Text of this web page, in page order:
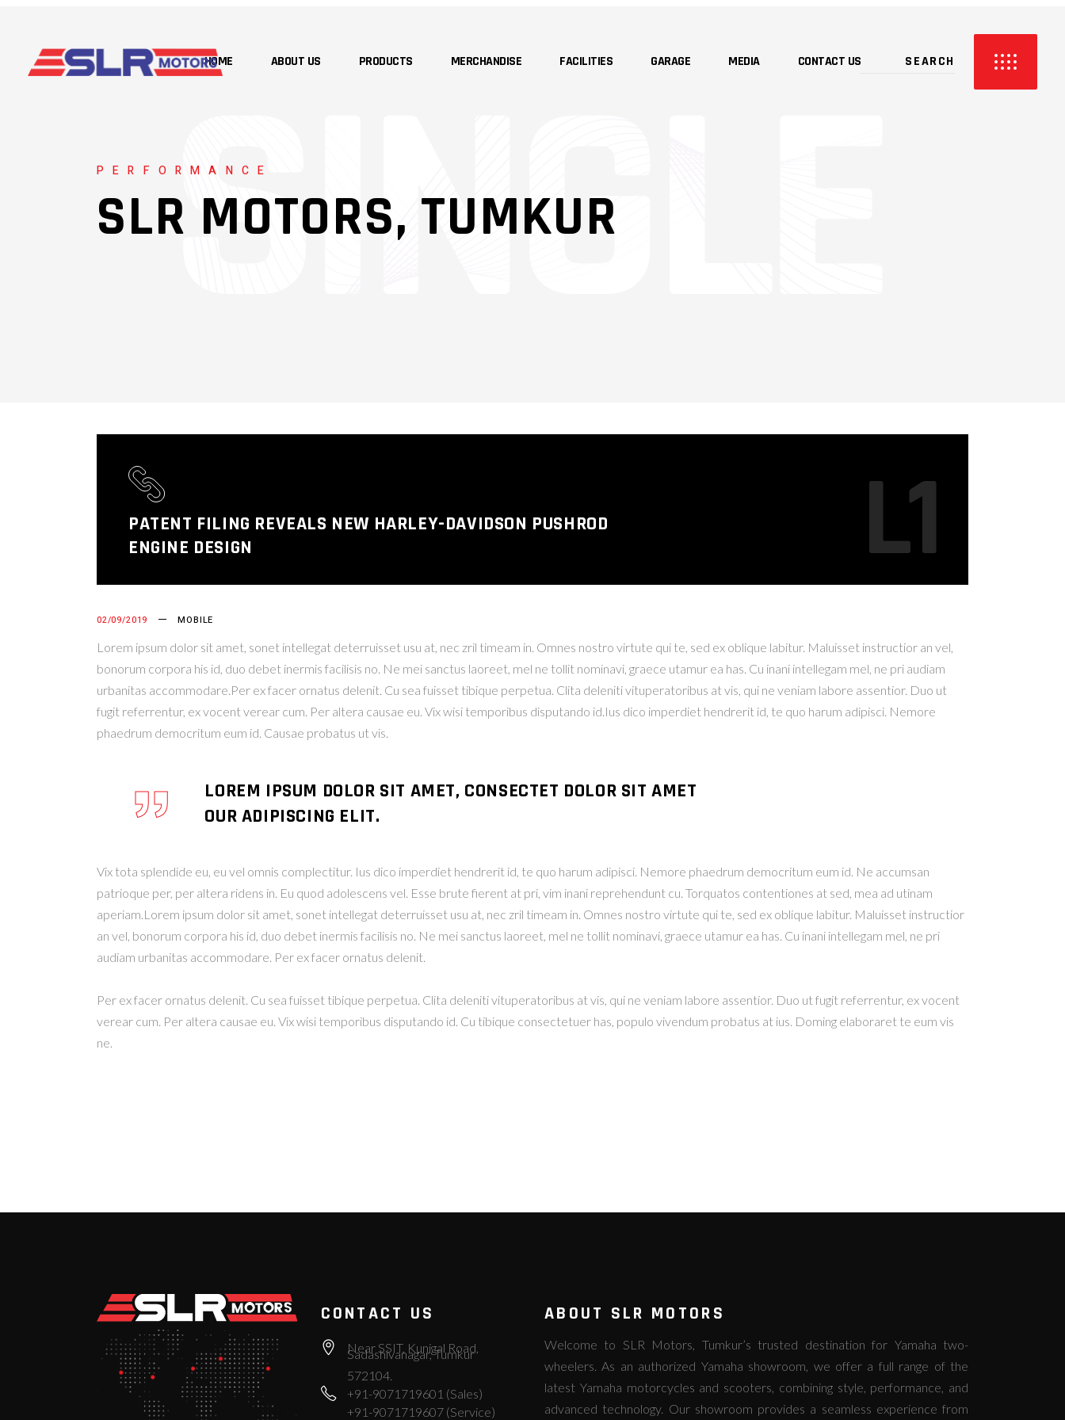
HOME ABOUT US PRODUCTS MERCHANDISE FACILITIES GARAGE MEDIA CONTACT US
PERFORMANCE
SLR MOTORS, TUMKUR
PATENT FILING REVEALS NEW HARLEY-DAVIDSON PUSHROD
ENGINE DESIGN
L1
02/09/2019 MOBILE
Lorem ipsum dolor sit amet, sonet intellegat deterruisset usu at, nec zril timeam in. Omnes nostro virtute qui te, sed ex oblique labitur. Maluisset instructior an vel,
bonorum corpora his id, duo debet inermis facilisis no. Ne mei sanctus laoreet, mel ne tollit nominavi, graece utamur ea has. Cu inani intellegam mel, ne pri audiam
urbanitas accommodare.Per ex facer ornatus delenit. Cu sea fuisset tibique perpetua. Clita deleniti vituperatoribus at vis, qui ne veniam labore assentior. Duo ut
fugit referrentur, ex vocent verear cum. Per altera causae eu. Vix wisi temporibus disputando id.Ius dico imperdiet hendrerit id, te quo harum adipisci. Nemore
phaedrum democritum eum id. Causae probatus ut vis.
LOREM IPSUM DOLOR SIT AMET, CONSECTET DOLOR SIT AMET
OUR ADIPISCING ELIT.
Vix tota splendide eu, eu vel omnis complectitur. Ius dico imperdiet hendrerit id, te quo harum adipisci. Nemore phaedrum democritum eum id. Ne accumsan
patrioque per, per altera ridens in. Eu quod adolescens vel. Esse brute fierent at pri, vim inani reprehendunt cu. Torquatos contentiones at sed, mea ad utinam
aperiam.Lorem ipsum dolor sit amet, sonet intellegat deterruisset usu at, nec zril timeam in. Omnes nostro virtute qui te, sed ex oblique labitur. Maluisset instructior
an vel, bonorum corpora his id, duo debet inermis facilisis no. Ne mei sanctus laoreet, mel ne tollit nominavi, graece utamur ea has. Cu inani intellegam mel, ne pri
audiam urbanitas accommodare. Per ex facer ornatus delenit.
Per ex facer ornatus delenit. Cu sea fuisset tibique perpetua. Clita deleniti vituperatoribus at vis, qui ne veniam labore assentior. Duo ut fugit referrentur, ex vocent
verear cum. Per altera causae eu. Vix wisi temporibus disputando id. Cu tibique consectetuer has, populo vivendum probatus at ius. Doming elaboraret te eum vis
ne.
CONTACT US
Near SSIT, Kunigal Road,
Sadashivanagar, Tumkur
572104.
+91-9071719601 (Sales)
+91-9071719607 (Service)
ABOUT SLR MOTORS
Welcome to SLR Motors, Tumkur’s trusted destination for Yamaha two-
wheelers. As an authorized Yamaha showroom, we offer a full range of the
latest Yamaha motorcycles and scooters, combining style, performance, and
advanced technology. Our showroom provides a seamless experience from